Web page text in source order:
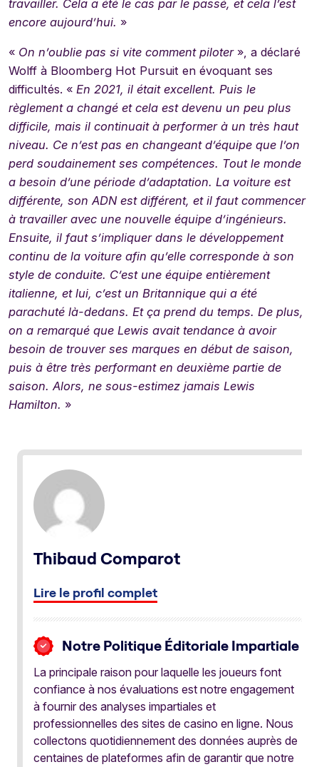
travailler. Cela a été le cas par le passé, et cela l’est
encore aujourd’hui. »
« On n’oublie pas si vite comment piloter», a déclaré
Wolff à Bloomberg Hot Pursuit en évoquant ses
difficultés. « En 2021, il était excellent. Puis le
règlement a changé et cela est devenu un peu plus
difficile, mais il continuait à performer à un très haut
niveau. Ce n’est pas en changeant d’équipe que l’on
perd soudainement ses compétences. Tout le monde
a besoin d’une période d’adaptation. La voiture est
différente, son ADN est différent, et il faut commencer
à travailler avec une nouvelle équipe d’ingénieurs.
Ensuite, il faut s’impliquer dans le développement
continu de la voiture afin qu’elle corresponde à son
style de conduite. C’est une équipe entièrement
italienne, et lui, c’est un Britannique qui a été
parachuté là-dedans. Et ça prend du temps. De plus,
on a remarqué que Lewis avait tendance à avoir
besoin de trouver ses marques en début de saison,
puis à être très performant en deuxième partie de
saison. Alors, ne sous-estimez jamais Lewis
Hamilton. »
Thibaud Comparot
Lire le profil complet
Notre Politique Éditoriale Impartiale
La principale raison pour laquelle les joueurs font
confiance à nos évaluations est notre engagement
à fournir des analyses impartiales et
professionnelles des sites de casino en ligne. Nous
collectons quotidiennement des données auprès de
centaines de plateformes afin de garantir que notre